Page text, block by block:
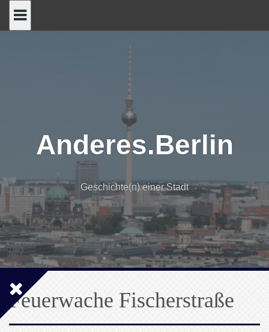
Anderes.Berlin
Geschichte(n) einer Stadt
Feuerwache Fischerstraße